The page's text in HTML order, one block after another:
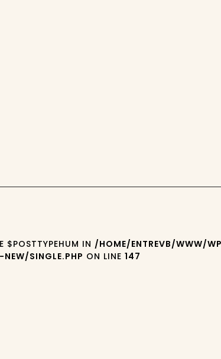
$POSTTYPEHUM IN /HOME/ENTREVB/WWW/
NEW/SINGLE.PHP ON LINE147